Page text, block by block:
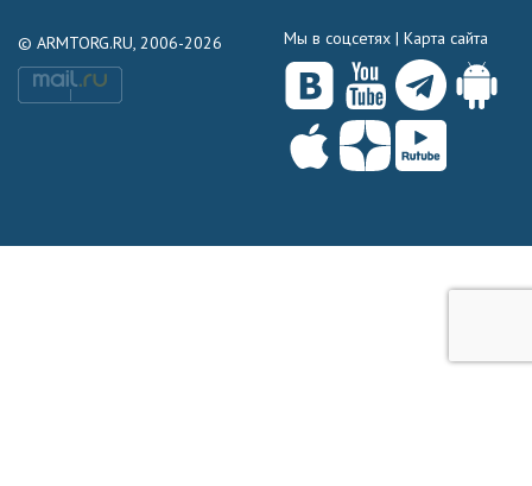
© ARMTORG.RU, 2006-2026 Мы в соцсетях | Карта сайта